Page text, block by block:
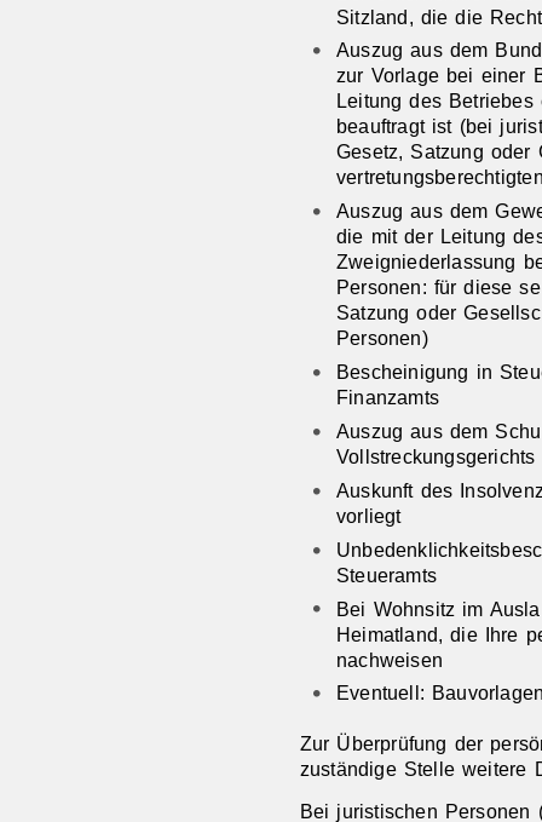
Sitzland, die die
Auszug aus dem
zur Vorlage bei einer
Leitung des
beauftragt ist (bei
Gesetz, Satzung oder
Auszug aus dem
die mit der Leitung
Zweigniederlassung
Personen: für diese
Satzung oder
Personen)
Bescheinigung in
Finanzamts
Auszug aus dem
Vollstreckungsgerichts
Auskunft des
vorliegt
Steueramts
Bei Wohnsitz im
Heimatland, die Ihre
nachweisen
Eventuell:
Zur Überprüfung der
zuständige Stelle weitere
Bei juristischen Personen